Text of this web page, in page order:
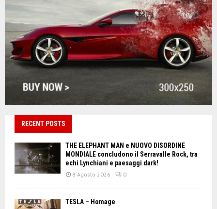
RECENT POSTS
THE ELEPHANT MAN e NUOVO DISORDINE
MONDIALE concludono il Serravalle Rock, tra
echi Lynchiani e paesaggi dark!
8 Agosto 2026 0
TESLA – Homage